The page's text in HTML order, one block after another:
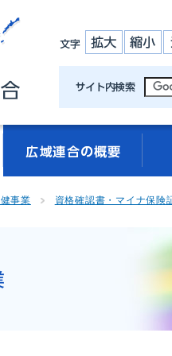
事業 資格確認書・マイナ保険